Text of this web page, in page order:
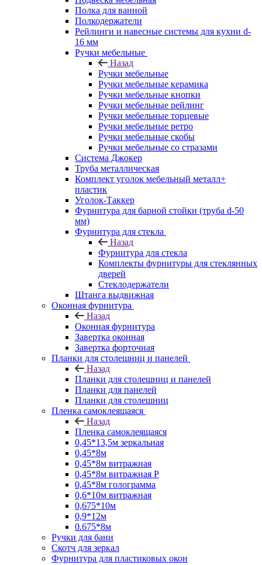
Полка для ванной
Полкодержатели
Рейлинги и навесные системы для кухни d-
16 мм
Ручки мебельные
Назад
Ручки мебельные
Ручки мебельные керамика
Ручки мебельные кнопки
Ручки мебельные рейлинг
Ручки мебельные торцевые
Ручки мебельные ретро
Ручки мебельные скобы
Ручки мебельные со стразами
Система Джокер
Труба металлическая
Комплект уголок мебельный металл+
пластик
Уголок-Таккер
Фурнитура для барной стойки (труба d-50
мм)
Фурнитура для стекла
Назад
Фурнитура для стекла
Комплекты фурнитуры для стеклянных
дверей
Стеклодержатели
Штанга выдвижная
Оконная фурнитура
Назад
Оконная фурнитура
Завертка оконная
Завертка форточная
Планки для столешниц и панелей
Назад
Планки для столешниц и панелей
Планки для панелей
Планки для столешниц
Пленка самоклеящаяся
Назад
Пленка самоклеящаяся
0,45*13,5м зеркальная
0,45*8м
0,45*8м витражная
0,45*8м витражная Р
0,45*8м голограмма
0,6*10м витражная
0,675*10м
0,9*12м
0.675*8м
Ручки для бани
Скотч для зеркал
Фурнитура для пластиковых окон